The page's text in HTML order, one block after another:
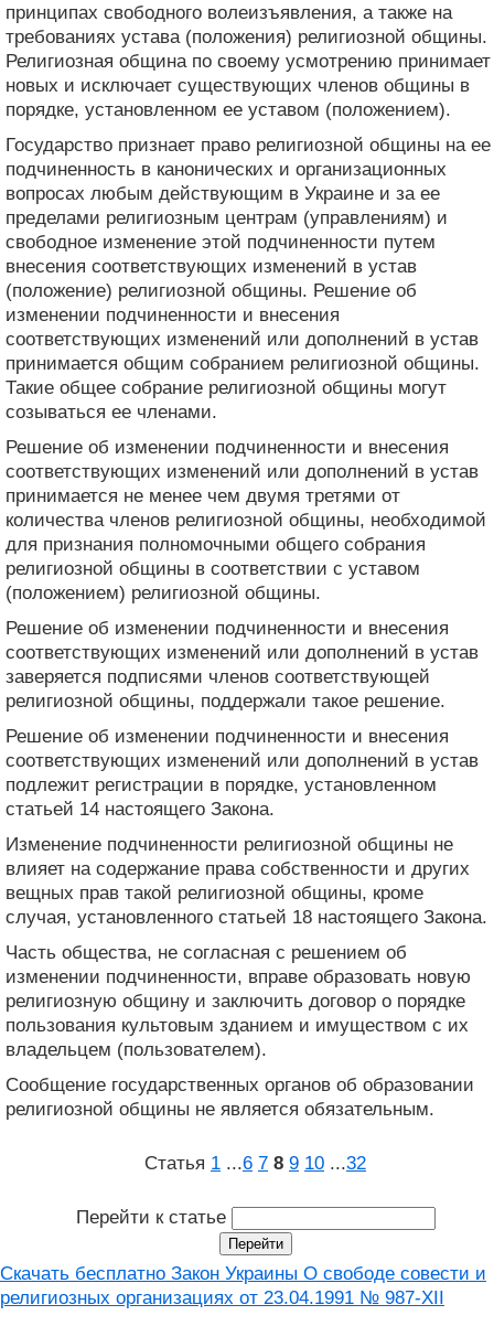
принципах свободного волеизъявления, а также на
требованиях устава (положения) религиозной общины.
Религиозная община по своему усмотрению принимает
новых и исключает существующих членов общины в
порядке, установленном ее уставом (положением).
Государство признает право религиозной общины на ее
подчиненность в канонических и организационных
вопросах любым действующим в Украине и за ее
пределами религиозным центрам (управлениям) и
свободное изменение этой подчиненности путем
внесения соответствующих изменений в устав
(положение) религиозной общины. Решение об
изменении подчиненности и внесения
соответствующих изменений или дополнений в устав
принимается общим собранием религиозной общины.
Такие общее собрание религиозной общины могут
созываться ее членами.
Решение об изменении подчиненности и внесения
соответствующих изменений или дополнений в устав
принимается не менее чем двумя третями от
количества членов религиозной общины, необходимой
для признания полномочными общего собрания
религиозной общины в соответствии с уставом
(положением) религиозной общины.
Решение об изменении подчиненности и внесения
соответствующих изменений или дополнений в устав
заверяется подписями членов соответствующей
религиозной общины, поддержали такое решение.
Решение об изменении подчиненности и внесения
соответствующих изменений или дополнений в устав
подлежит регистрации в порядке, установленном
статьей 14 настоящего Закона.
Изменение подчиненности религиозной общины не
влияет на содержание права собственности и других
вещных прав такой религиозной общины, кроме
случая, установленного статьей 18 настоящего Закона.
Часть общества, не согласная с решением об
изменении подчиненности, вправе образовать новую
религиозную общину и заключить договор о порядке
пользования культовым зданием и имуществом с их
владельцем (пользователем).
Сообщение государственных органов об образовании
религиозной общины не является обязательным.
Статья 1 ...6 7 8 9 10 ...32
Перейти к статье
Скачать бесплатно Закон Украины О свободе совести и
религиозных организациях от 23.04.1991 № 987-XII